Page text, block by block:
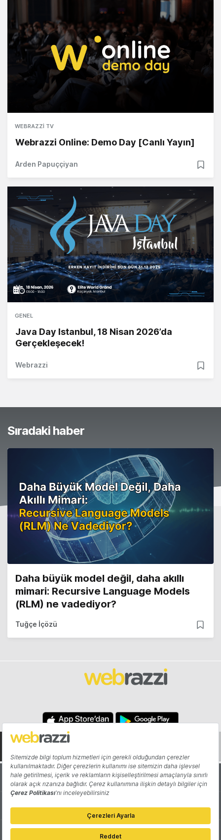
WEBRAZZI TV
Webrazzi Online: Demo Day [Canlı Yayın]
Arden Papuççiyan
GENEL
Java Day Istanbul, 18 Nisan 2026’da
Gerçekleşecek!
Webrazzi
Sıradaki haber
Daha büyük model değil, daha akıllı
mimari: Recursive Language Models
(RLM) ne vadediyor?
Tuğçe İçözü
Hakkında Yazarlar
Katkıda Bulun Reklam